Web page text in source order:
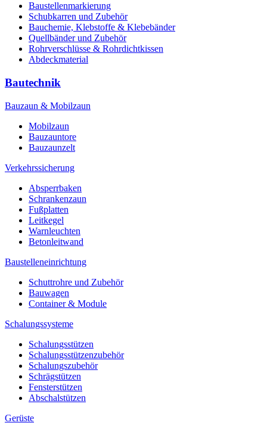
Baustellenmarkierung
Schubkarren und Zubehör
Bauchemie, Klebstoffe & Klebebänder
Quellbänder und Zubehör
Rohrverschlüsse & Rohrdichtkissen
Abdeckmaterial
Bautechnik
Bauzaun & Mobilzaun
Mobilzaun
Bauzauntore
Bauzaunzelt
Verkehrssicherung
Absperrbaken
Schrankenzaun
Fußplatten
Leitkegel
Warnleuchten
Betonleitwand
Baustelleneinrichtung
Schuttrohre und Zubehör
Bauwagen
Container & Module
Schalungssysteme
Schalungsstützen
Schalungsstützenzubehör
Schalungszubehör
Schrägstützen
Fensterstützen
Abschalstützen
Gerüste